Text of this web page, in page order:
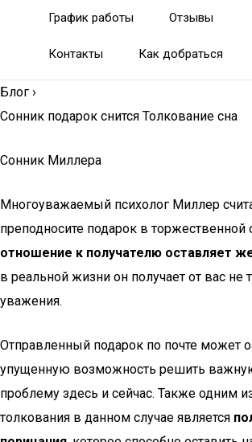
График работы Отзывы
Контакты Как добраться
Блог ›
Сонник подарок снится Толкование сна
Сонник Миллера
Многоуважаемый психолог Миллер
преподносите подарок в торжественной
отношение к получателю оставляет
в реальной жизни он получает от вас не
уважения.
Отправленный подарок по почте может
упущенную возможность решить
проблему здесь и сейчас. Также одним
толкования в данном случае является